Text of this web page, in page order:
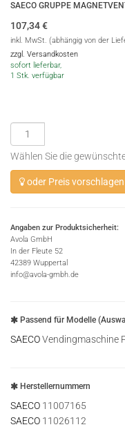
SAECO GRUPPE
107,34€
inkl. MwSt. (abhängig von der
zzgl. Versandkosten
sofort lieferbar,
1 Stk. verfügbar
Wählen Sie die
oder Preis vorschlagen
Angaben zur Produktsicherheit:
Avola GmbH
In der Fleute 52
42389 Wuppertal
info@avola-gmbh.de
Passend für Modelle
SAECOVendingmaschine
Herstellernummern
SAECO 11007165
SAECO 11026112